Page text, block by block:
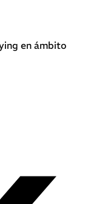
en ámbito